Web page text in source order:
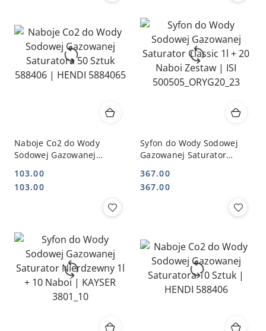
Naboje Co2 do Wody
Sodowej Gazowanej
588406 | HENDI 5884065
Cena:
103.00
Cena:
103.00
Syfon do Wody Sodowej
Gazowanej Saturator
Zestaw | ISI
500505_ORYG20_23
Cena:
367.00
Cena:
367.00